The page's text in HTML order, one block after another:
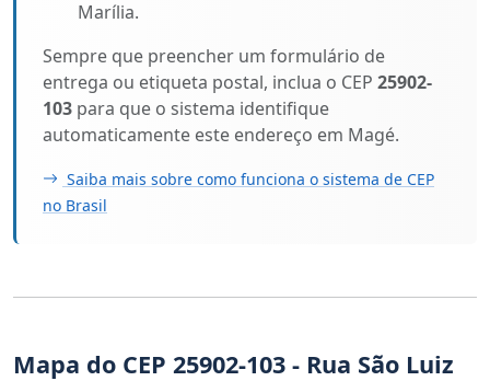
Marília.
Sempre que preencher um formulário de
entrega ou etiqueta postal, inclua o CEP 25902-
103 para que o sistema identifique
automaticamente este endereço em Magé.
Saiba mais sobre como funciona o sistema de CEP
no Brasil
Mapa do CEP 25902-103 - Rua São Luiz